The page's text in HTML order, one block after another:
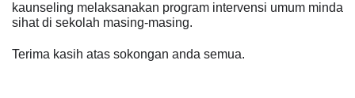
kaunseling melaksanakan program intervensi umum minda
sihat di sekolah masing-masing.
Terima kasih atas sokongan anda semua.